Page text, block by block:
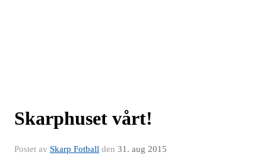
Skarphuset vårt!
Postet av Skarp Fotball den 31. aug 2015